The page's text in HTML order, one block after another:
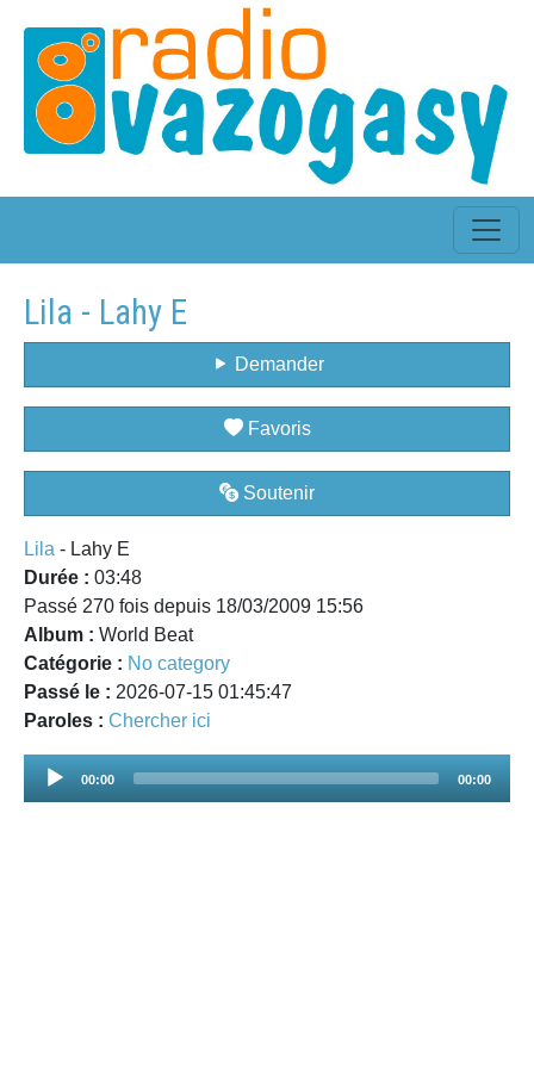
Lila - Lahy E
Demander
Favoris
Soutenir
Lila - Lahy E
Durée : 03:48
Passé 270 fois depuis 18/03/2009 15:56
Album : World Beat
Catégorie : No category
Passé le : 2026-07-15 01:45:47
Paroles : Chercher ici
Audio
00:00 00:00